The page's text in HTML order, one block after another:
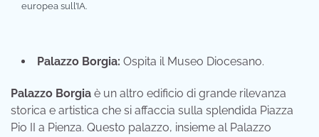
europea sull’IA.
Palazzo Borgia: Ospita il Museo Diocesano.
Palazzo Borgia è un altro edificio di grande rilevanza
storica e artistica che si affaccia sulla splendida Piazza
Pio II a Pienza. Questo palazzo, insieme al Palazzo